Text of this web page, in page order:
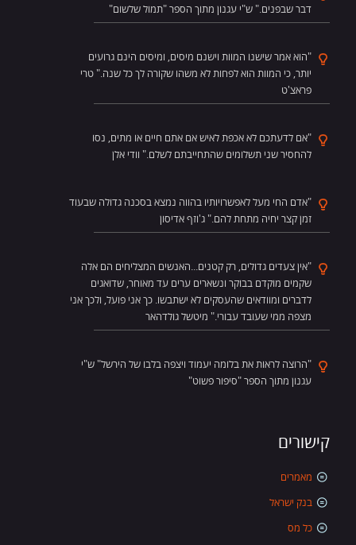
דבר שבפנים." ש"י עגנון מתוך הספר "תמול שלשום"
"הוא אמר שישנו המוות וישנם מיסים, ומיסים הינם גרועים
יותר, כי המוות הוא לפחות לא משהו שקורה לך כל שנה." טרי
פראצ'ט
"אם לדעתכם לא אכפת לאיש אם אתם חיים או מתים, נסו
להחסיר שני תשלומים שהתחייבתם לשלם." וודי אלן
"אדם החי מעל לאפשרויותיו בהווה נמצא בסכנה גדולה שבעוד
זמן קצר יחיה מתחת להם." ג'וזף אדיסון
"אין צעדים גדולים, רק קטנים...האנשים המצליחים הם אלה
שקמים מוקדם בבוקר ונשארים ערים עד מאוחר, שדואגים
לדברים ומוודאים שהעסקים לא ישתבשו. כך אני פועל, ולכך אני
מצפה ממי שעובד עבורי." מיטשל גולדהאר
"הרוצה לראות את בלומה יעמוד ויצפה בלבו של הירשל" ש"י
עגנון מתוך הספר "סיפור פשוט"
קישורים
מאמרים
בנק ישראל
כל מס